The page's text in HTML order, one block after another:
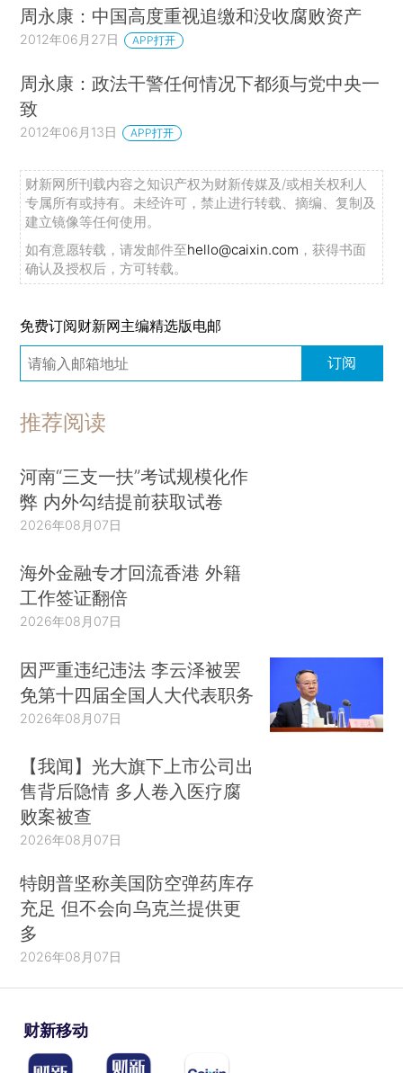
周永康：中国高度重视追缴和没收腐败资产
2012年06月27日 APP打开
周永康：政法干警任何情况下都须与党中央一
致
2012年06月13日 APP打开
财新网所刊载内容之知识产权为财新传媒及/或相关权利人
专属所有或持有。未经许可，禁止进行转载、摘编、复制及
建立镜像等任何使用。
如有意愿转载，请发邮件至hello@caixin.com ，获得书面
确认及授权后，方可转载。
免费订阅财新网主编精选版电邮
订阅
推荐阅读
河南“三支一扶”考试规模化作
弊 内外勾结提前获取试卷
2026年08月07日
海外金融专才回流香港 外籍
工作签证翻倍
2026年08月07日
因严重违纪违法 李云泽被罢
免第十四届全国人大代表职务
2026年08月07日
【我闻】光大旗下上市公司出
售背后隐情 多人卷入医疗腐
败案被查
2026年08月07日
特朗普坚称美国防空弹药库存
充足 但不会向乌克兰提供更
多
2026年08月07日
财新移动